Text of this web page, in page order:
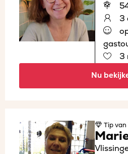
3
3
Nu
Tipvan